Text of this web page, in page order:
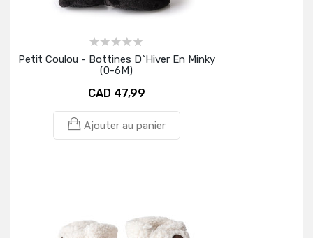
Petit Coulou - Bottines D`hiver En Minky
(0-6M)
CAD 47,99
Ajouter au panier